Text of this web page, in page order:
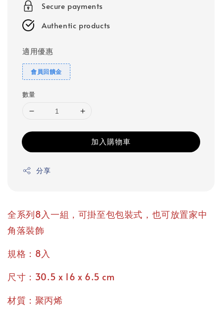
Secure payments
Authentic products
適用優惠
會員回饋金
數量
加入購物車
分享
全系列8入一組，可掛至包包裝式，也可放置家中
角落裝飾
規格：8入
尺寸：30.5 x 16 x 6.5 cm
材質：聚丙烯